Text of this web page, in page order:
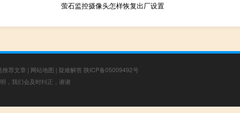
萤石监控摄像头怎样恢复出厂设置
推荐文章 | 网站地图 | 疑难解答 陕ICP备05009492号
，我们会及时纠正，谢谢